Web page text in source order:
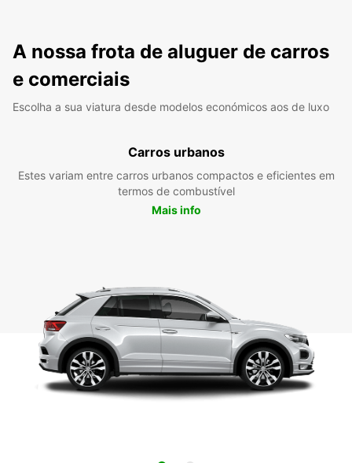
A nossa frota de aluguer de carros
e comerciais
Escolha a sua viatura desde modelos económicos aos de luxo
Carros urbanos
Estes variam entre carros urbanos compactos e eficientes em
termos de combustível
Mais info